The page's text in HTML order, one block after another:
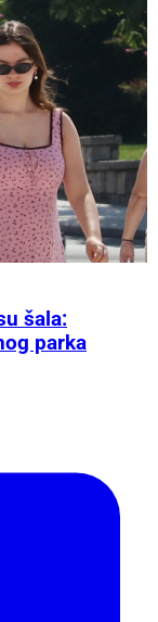
šala:
parka